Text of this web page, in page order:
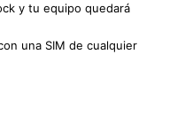
y tu equipo quedará
una SIM de cualquier